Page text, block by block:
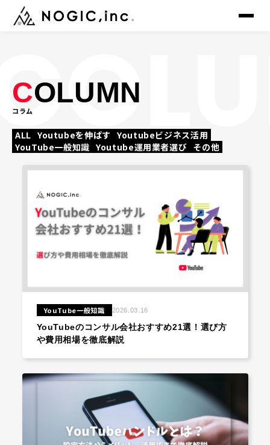
SERVICE
WORKS制作事例
MEMBER メンバー
NEWSニュース
COLUMNコラム ▸
RECRUIT採用情報
お問い合わせ
COLUMN
コラム
ALL Youtubeを伸ばす Youtubeビジネス活用
YouTube一般知識 Youtube運用業者選び その他
YouTube一般知識 2026.03.16
YouTubeのコンサル会社おすすめ21選！選び方
や費用相場を徹底解説